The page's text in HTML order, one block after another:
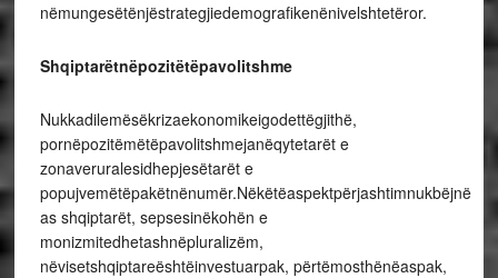
nëmungesëtënjëstrategjiedemografikenënivelshtetëror.
Shqiptarëtnëpozitëtëpavolitshme
Nukkadilemësëkrizaekonomikeigodettëgjithë,
pornëpozitëmëtëpavolitshmejanëqytetarët e
zonaveruralesidhepjesëtarët e
popujvemëtëpakëtnënumër.Nëkëtëaspektpërjashtimnukbëjnë
as shqiptarët, sepsesinëkohën e
monizmitedhetashnëpluralizëm,
nëvisetshqiptareështëinvestuarpak, përtëmosthënëaspak,